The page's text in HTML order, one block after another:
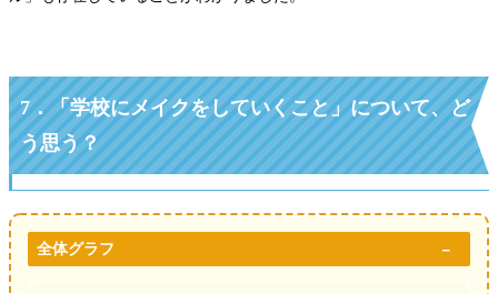
7．「学校にメイクをしていくこと」について、ど
う思う？
全体グラフ